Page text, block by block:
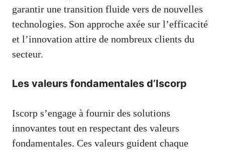
garantir une transition fluide vers de nouvelles
technologies. Son approche axée sur l’efficacité
et l’innovation attire de nombreux clients du
secteur.
Les valeurs fondamentales d’Iscorp
Iscorp s’engage à fournir des solutions
innovantes tout en respectant des valeurs
fondamentales. Ces valeurs guident chaque